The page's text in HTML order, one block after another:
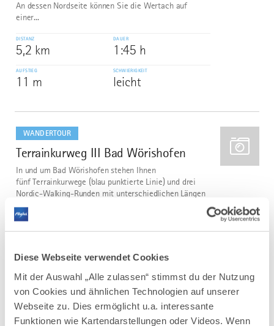
Diese Webseite verwendet Cookies
Mit der Auswahl „Alle zulassen“ stimmst du der Nutzung
von Cookies und ähnlichen Technologien auf unserer
Webseite zu. Dies ermöglicht u.a. interessante
Funktionen wie Kartendarstellungen oder Videos. Wenn
An dessen Nordseite können Sie die Wertach auf
einer...
DISTANZ
5,2 km
DAUER
1:45 h
AUFSTIEG
11 m
SCHWIERIGKEIT
leicht
WANDERTOUR
2
Terrainkurweg III Bad Wörishofen
In und um Bad Wörishofen stehen Ihnen
fünf Terrainkurwege (blau punktierte Linie) und drei
Nordic-Walking-Runden mit unterschiedlichen Längen
und Schwierigkeitsgraden zur Verfügung.
Die ausgeschilderten Touren führen durch die hügelige
8,5 km 1:52 h
AUFSTIEG
61 m
SCHWIERIGKEIT
leicht
dazu